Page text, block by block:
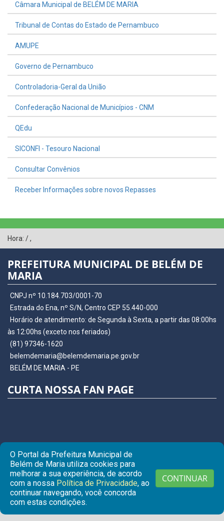
Câmara Municipal de BELÉM DE MARIA
Tribunal de Contas do Estado de Pernambuco
AMUPE
Governo de Pernambuco
Controladoria-Geral da União
Confederação Nacional de Municípios - CNM
QEdu
SICONFI - Tesouro Nacional
Consultar Convênios
Receber Informações sobre novos Repasses
Hora: /,
PREFEITURA MUNICIPAL DE BELÉM DE
MARIA
CNPJ nº 10.184.703/0001-70
Estrada do Ena, nº S/N, Centro CEP 55.440-000
Horário de atendimento: de Segunda à Sexta, a partir das 08:00hs
às 12:00hs (exceto nos feriados)
(81) 97346-1620
belemdemaria@belemdemaria.pe.gov.br
BELÉM DE MARIA - PE
CURTA NOSSA FAN PAGE
© Copyright 2026 Prefeitura Municipal de BELÉM DE MARIA |
Todos os direitos reservados
O Portal da Prefeitura Municipal de
Belém de Maria utiliza cookies para
melhorar a sua experiência, de acordo
com a nossa Política de Privacidade, ao
continuar navegando, você concorda
com estas condições.
CONTINUAR